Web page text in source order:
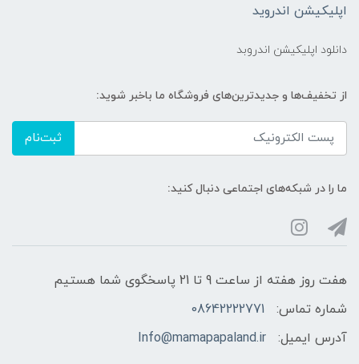
اپلیکیشن اندروید
دانلود اپلیکیشن اندروبد
از تخفیف‌ها و جدیدترین‌های فروشگاه ما باخبر شوید:
ثبت‌نام
ما را در شبکه‌های اجتماعی دنبال کنید:
هفت روز هفته از ساعت 9 تا 21 پاسخگوی شما هستیم
شماره تماس:
08642222771
آدرس ایمیل:
Info@mamapapaland.ir